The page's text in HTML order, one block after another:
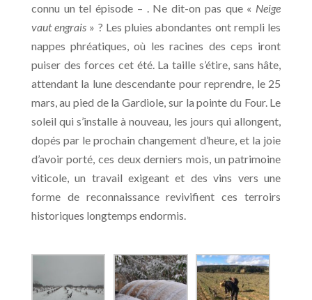
connu un tel épisode – . Ne dit-on pas que « Neige
vaut engrais » ? Les pluies abondantes ont rempli les
nappes phréatiques, où les racines des ceps iront
puiser des forces cet été. La taille s’étire, sans hâte,
attendant la lune descendante pour reprendre, le 25
mars, au pied de la Gardiole, sur la pointe du Four. Le
soleil qui s’installe à nouveau, les jours qui allongent,
dopés par le prochain changement d’heure, et la joie
d’avoir porté, ces deux derniers mois, un patrimoine
viticole, un travail exigeant et des vins vers une
forme de reconnaissance revivifient ces terroirs
historiques longtemps endormis.